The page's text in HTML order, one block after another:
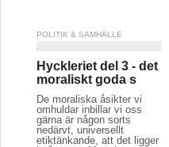
POLITIK & SAMHÄLLE
Hyckleriet del 3 - det
moraliskt goda s
De moraliska åsikter vi
omhuldar inbillar vi oss
gärna är någon sorts
nedärvt, universellt
etiktänkande, att det ligger